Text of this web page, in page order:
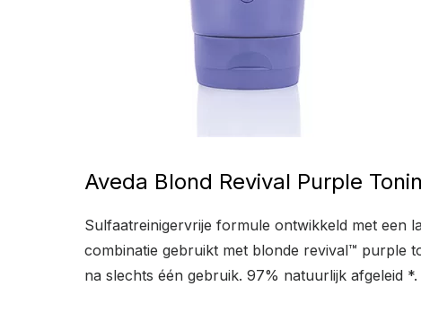
Aveda Blond Revival Purple
Sulfaatreinigervrije formule ontwikkeld met een
combinatie gebruikt met blonde revival™ purple
na slechts één gebruik. 97% natuurlijk afgeleid *.